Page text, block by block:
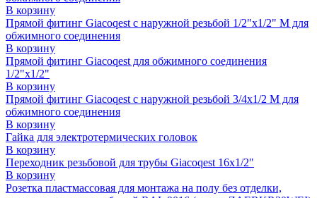
В корзину
Прямой фитинг Giacoqest с наружной резьбой 1/2"x1/2" M для
обжимного соединения
В корзину
Прямой фитинг Giacoqest для обжимного соединения
1/2"x1/2"
В корзину
Прямой фитинг Giacoqest с наружной резьбой 3/4x1/2 M для
обжимного соединения
В корзину
Гайка для электротермических головок
В корзину
Переходник резьбовой для трубы Giacoqest 16x1/2"
В корзину
Розетка пластмассовая для монтажа на полу без отделки,